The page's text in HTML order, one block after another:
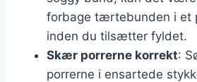
forbage tærtebunden i et
inden du tilsætter fyldet.
Skær porrerne korrekt:
porrerne i ensartede